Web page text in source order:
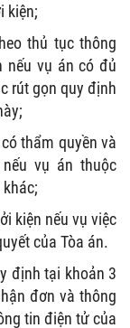
kiện;
thủ tục thông
nếu vụ án có đủ
rút gọn quy định
thẩm quyền và
vụ án thuộc
kiện nếu vụ việc
của Tòa án.
định tại khoản 3
đơn và thông
tin điện tử của